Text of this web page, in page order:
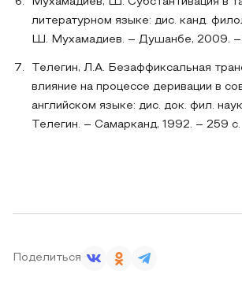
литературном языке: дис. канд.
Ш. Мухамадиев. – Душанбе, 2009. –
Телегин, Л.А. Безаффиксальная
влияние на процессе деривации в
английском языке: дис. док. фил.
Телегин. – Самарканд, 1992. – 259 с.
Поделиться